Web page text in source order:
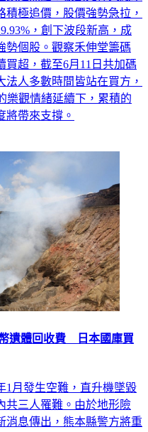
積極追價，股價強勢急拉，
，創下波段新高，成
勢個股。觀察禾伸堂籌碼
買超，截至6月11日共加碼
法人多數時間皆站在買方，
樂觀情緒延續下，累積的
將帶來支撐。
遺體回收費 日本國庫買
1月發生空難，直升機墜毀
共三人罹難。由於地形險
消息傳出，熊本縣警方將重